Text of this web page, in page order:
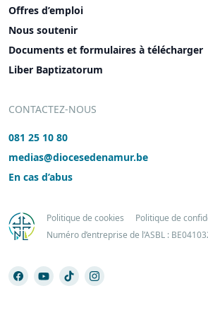
Offres d’emploi
Nous soutenir
Documents et formulaires à télécharger
Liber Baptizatorum
CONTACTEZ-NOUS
081 25 10 80
medias@diocesedenamur.be
En cas d’abus
Politique de cookies
Politique de
Numéro d’entreprise de l’ASBL :